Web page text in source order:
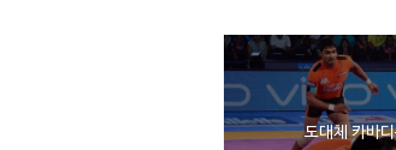
도대체 카바